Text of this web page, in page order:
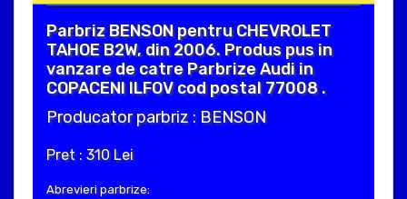
Parbriz BENSON pentru CHEVROLET
TAHOE B2W, din 2006. Produs pus in
vanzare de catre Parbrize Audi in
COPACENI ILFOV cod postal 77008 .
Producator parbriz : BENSON
Pret : 310 Lei
Abrevieri parbrize: